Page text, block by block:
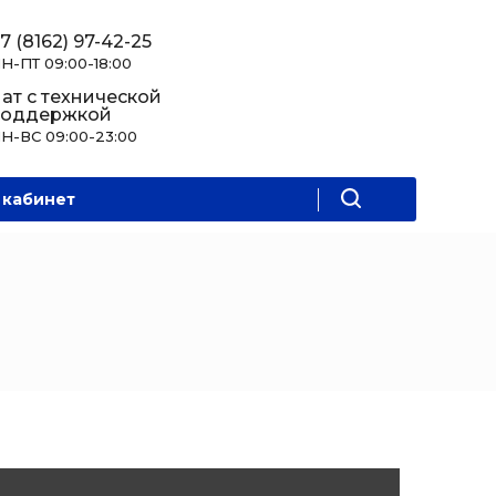
(8162) 97-42-25
ПТ 09:00-18:00
с технической
ВС 09:00-23:00